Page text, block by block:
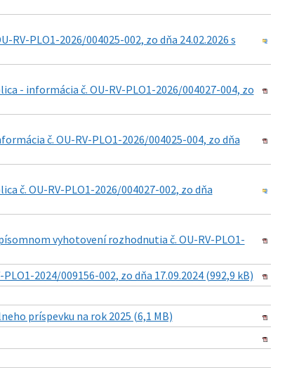
PLO1-2026/004025-002, zo dňa 24.02.2026 s
- informácia č. OU-RV-PLO1-2026/004027-004, zo
č. OU-RV-PLO1-2026/004025-004, zo dňa
č. OU-RV-PLO1-2026/004027-002, zo dňa
vyhotovení rozhodnutia č. OU-RV-PLO1-
2024/009156-002, zo dňa 17.09.2024 (992,9 kB)
príspevku na rok 2025 (6,1 MB)